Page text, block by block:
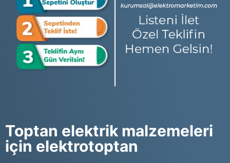
Toptan elektrik malzemeleri
için elektrotoptan